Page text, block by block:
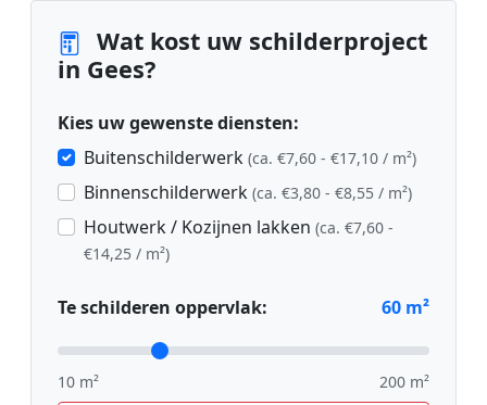
Wat kost uw schilderproject
in Gees?
Kies uw gewenste diensten:
Buitenschilderwerk (ca. €7,60 - €17,10 / m²)
Binnenschilderwerk (ca. €3,80 - €8,55 / m²)
Houtwerk / Kozijnen lakken (ca. €7,60 -
€14,25 / m²)
Te schilderen oppervlak: 60 m²
10 m² 200 m²